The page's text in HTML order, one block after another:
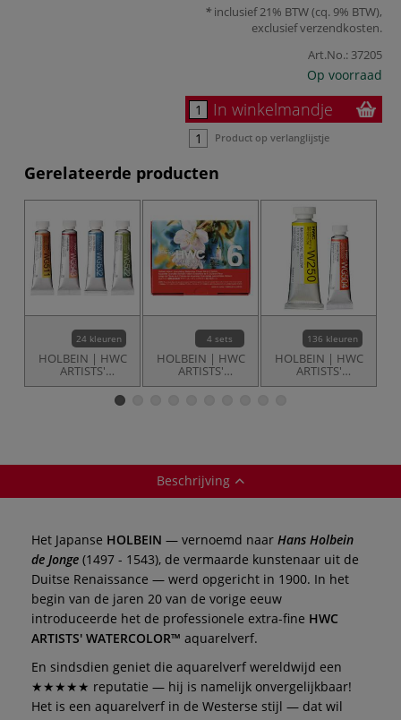
inclusief 21% BTW (cq. 9% BTW),
exclusiefverzendkosten.
Art.No.: 37205
Op voorraad
In winkelmandje
Product op verlanglijstje
Gerelateerde producten
24 kleuren
HOLBEIN | HWC
ARTISTS'
WATERCOLOR™
aquarelverf ○
granulerend —
4 sets
HOLBEIN | HWC
ARTISTS'
WATERCOLOR™
136 kleuren
HOLBEIN | HWC
ARTISTS'
WATERCOLOR™
Beschrijving
Het Japanse HOLBEIN — vernoemd naar Hans Holbein
de Jonge (1497 - 1543), de vermaarde kunstenaar uit de
Duitse Renaissance — werd opgericht in 1900. In het
begin van de jaren 20 van de vorige eeuw
introduceerde het de professionele extra-fine HWC
ARTISTS' WATERCOLOR™ aquarelverf.
En sindsdien geniet die aquarelverf wereldwijd een
★★★★★ reputatie — hij is namelijk onvergelijkbaar!
Het is een aquarelverf in de Westerse stijl — dat wil